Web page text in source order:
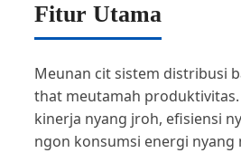
Fitur Utama
Meunan cit sistem distribusi
that meutamah produktivitas.
kinerja nyang jroh, efisiensi
ngon konsumsi energi nyang